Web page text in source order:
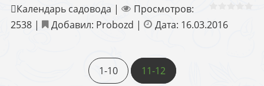
Календарь садовода |
Просмотров:
2538 | Добавил: Probozd | Дата: 16.03.2016
1-10 11-12